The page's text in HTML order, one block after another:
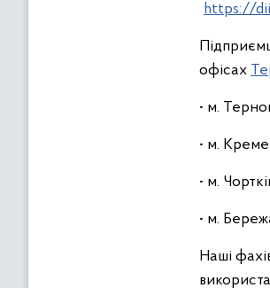
https://
офісах
• м.
• м.
• м.
• м.
Наші